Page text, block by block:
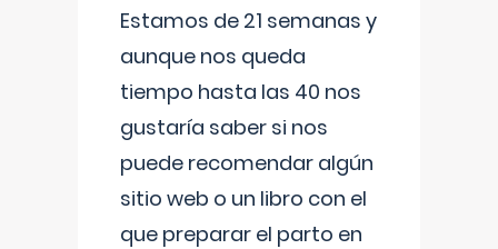
Estamos de 21 semanas y
aunque nos queda
tiempo hasta las 40 nos
gustaría saber si nos
puede recomendar algún
sitio web o un libro con el
que preparar el parto en